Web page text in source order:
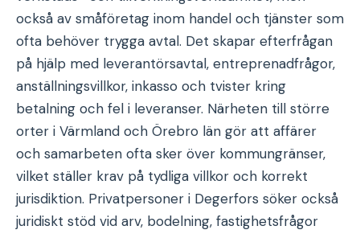
också av småföretag inom handel och tjänster som
ofta behöver trygga avtal. Det skapar efterfrågan
på hjälp med leverantörsavtal, entreprenadfrågor,
anställningsvillkor, inkasso och tvister kring
betalning och fel i leveranser. Närheten till större
orter i Värmland och Örebro län gör att affärer
och samarbeten ofta sker över kommungränser,
vilket ställer krav på tydliga villkor och korrekt
jurisdiktion. Privatpersoner i Degerfors söker också
juridiskt stöd vid arv, bodelning, fastighetsfrågor